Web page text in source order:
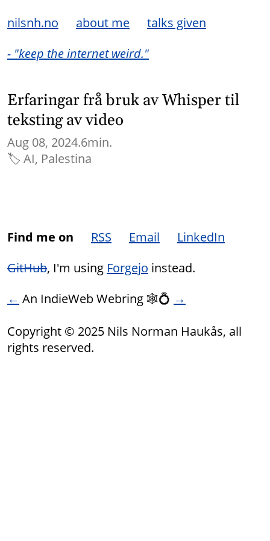
nilsnh.no about me
talks given
- "keep the internet weird."
Erfaringar frå bruk av Whisper til
teksting av video
Aug 08, 2024.6min.
🏷 AI Palestina
Find me on RSS Email
LinkedIn
GitHub, I'm using Forgejo instead.
← An IndieWeb Webring 🕸💍 →
Copyright © 2025 Nils Norman Haukås, all
rights reserved.